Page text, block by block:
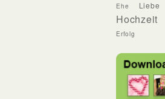
Ehe Liebe
Hochzeit
Erfolg